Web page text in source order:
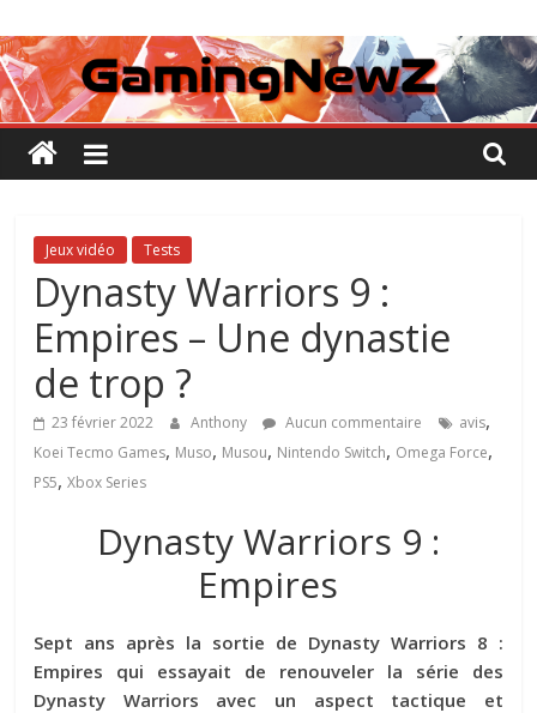
au
contenu
GamingNewZ
Tests
et
Actu
des
vidéo
Jeux vidéo Tests
Dynasty Warriors 9 :
Empires – Une dynastie
de trop ?
23 février 2022 Anthony Aucun commentaire avis,
Koei Tecmo Games, Muso, Musou, Nintendo Switch, Omega Force,
PS5,Xbox Series
Dynasty Warriors 9 :
Empires
Sept ans après la sortie de Dynasty Warriors 8 :
Empires qui essayait de renouveler la série des
Dynasty Warriors avec un aspect tactique et